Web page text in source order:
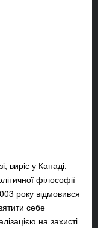
виріс у Канаді.
філософії
року відмовився
себе
на захисті